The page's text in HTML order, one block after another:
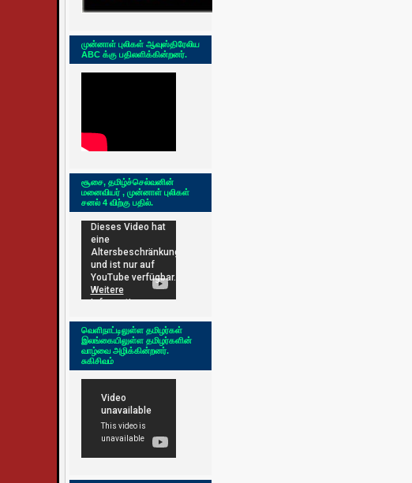
முன்னாள் புலிகள் ஆவுஸ்திரேலிய
ABC க்கு பதிலளிக்கின்றனர்.
சூசை, தமிழ்ச்செல்வனின்
மனைவியர் , முன்னாள் புலிகள்
சனல் 4 விற்கு பதில்.
வெளிநாட்டிலுள்ள தமிழர்கள்
இலங்கையிலுள்ள தமிழர்களின்
வாழ்வை அழிக்கின்றனர்.
சுகிசிவம்